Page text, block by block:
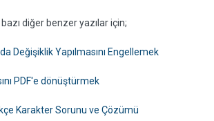
diğer benzer yazılar için;
Değişiklik Yapılmasını Engellemek
PDF'e dönüştürmek
Karakter Sorunu ve Çözümü